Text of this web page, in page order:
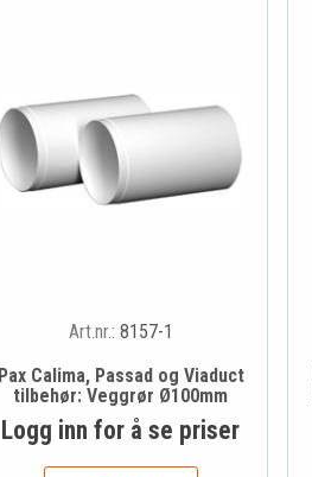
Art.nr.: 8157-1
Pax Calima, Passad og Viaduct
tilbehør: Veggrør Ø100mm
Logg inn for å se priser